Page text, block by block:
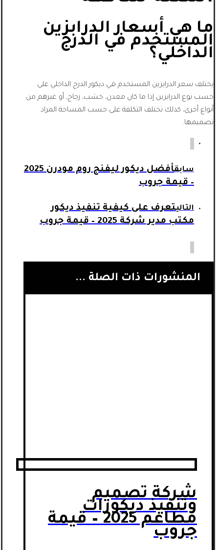
ما هي أسعار الدرابزين
المستخدم في الدرج
الداخلي؟
يختلف سعر الدرابزين المستخدم في ديكور الدرج الداخلي على
حسب نوع الدرابزين إذا ما كان معدن، خشب، زجاج، أو غيرهم من
أنواع أخرى، كذلك تختلف التكلفة على حسب المساحة المراد
تصميمها.
سابق
أفضل ديكور ليفنج روم مودرن 2025
– قيمة جروب
التاليتعرف على كيفية تنفيذ ديكور
مكتب مدير شركة 2025 – قيمة جروب
المنشورات ذات الصلة ...
شركة تصميم
وتنفيذ ديكورات
مطاعم 2025 – قيمة
جروب